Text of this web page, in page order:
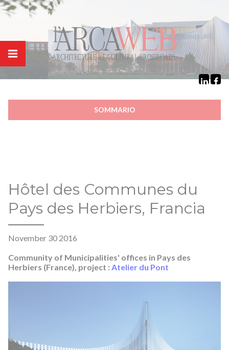
SOMMARIO
Hôtel des Communes du
Pays des Herbiers, Francia
November 30 2016
Community of Municipalities' offices in Pays des
Herbiers (France), project : Atelier du Pont
Cookies management panel